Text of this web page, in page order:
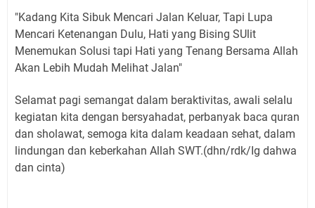
"Kadang Kita Sibuk Mencari Jalan Keluar, Tapi Lupa
Mencari Ketenangan Dulu, Hati yang Bising SUlit
Menemukan Solusi tapi Hati yang Tenang Bersama Allah
Akan Lebih Mudah Melihat Jalan"
Selamat pagi semangat dalam beraktivitas, awali selalu
kegiatan kita dengan bersyahadat, perbanyak baca quran
dan sholawat, semoga kita dalam keadaan sehat, dalam
lindungan dan keberkahan Allah SWT.(dhn/rdk/Ig dahwa
dan cinta)